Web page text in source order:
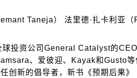
Taneja） 法里德·扎卡利亚
球投资公司General Catalyst的
、爱彼迎、Kayak和Gusto等
创新的倡导者，新书《预期后果